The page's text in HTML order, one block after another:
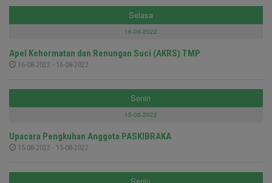
Selasa
16-08-2022
Apel Kehormatan dan Renungan Suci (AKRS) TMP
16-08-2022 - 16-08-2022
Senin
15-08-2022
Upacara Pengkuhan Anggota PASKIBRAKA
15-08-2022 - 15-08-2022